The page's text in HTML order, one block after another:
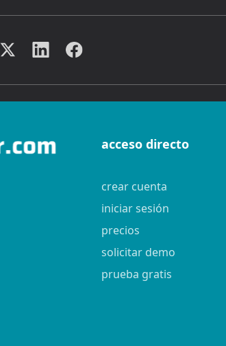
acceso directo
crear cuenta
iniciar sesión
precios
solicitar demo
prueba gratis